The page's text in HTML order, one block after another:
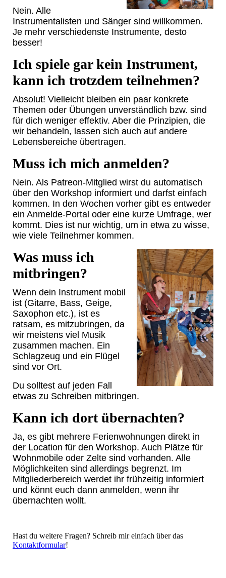
Nein. Alle
Instrumentalisten und Sänger sind willkommen.
Je mehr verschiedenste Instrumente, desto
besser!
Ich spiele gar kein Instrument,
kann ich trotzdem teilnehmen?
Absolut! Vielleicht bleiben ein paar konkrete
Themen oder Übungen unverständlich bzw. sind
für dich weniger effektiv. Aber die Prinzipien, die
wir behandeln, lassen sich auch auf andere
Lebensbereiche übertragen.
Muss ich mich anmelden?
Nein. Als Patreon-Mitglied wirst du automatisch
über den Workshop informiert und darfst einfach
kommen. In den Wochen vorher gibt es entweder
ein Anmelde-Portal oder eine kurze Umfrage, wer
kommt. Dies ist nur wichtig, um in etwa zu wisse,
wie viele Teilnehmer kommen.
Was muss ich
mitbringen?
Wenn dein Instrument mobil
ist (Gitarre, Bass, Geige,
Saxophon etc.), ist es
ratsam, es mitzubringen, da
wir meistens viel Musik
zusammen machen. Ein
Schlagzeug und ein Flügel
sind vor Ort.
Du solltest auf jeden Fall
etwas zu Schreiben mitbringen.
Kann ich dort übernachten?
Ja, es gibt mehrere Ferienwohnungen direkt in
der Location für den Workshop. Auch Plätze für
Wohnmobile oder Zelte sind vorhanden. Alle
Möglichkeiten sind allerdings begrenzt. Im
Mitgliederbereich werdet ihr frühzeitig informiert
und könnt euch dann anmelden, wenn ihr
übernachten wollt.
Hast du weitere Fragen? Schreib mir einfach über das
Kontaktformular!